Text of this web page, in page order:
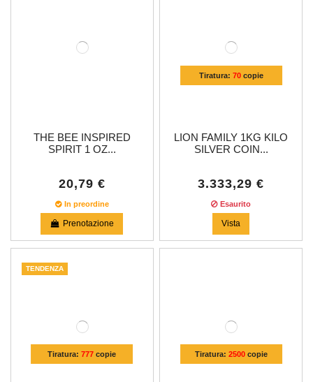
THE BEE INSPIRED
SPIRIT 1 OZ...
20,79 €
In preordine
Prenotazione
Tiratura: 70copie
LION FAMILY 1KG KILO
SILVER COIN...
3.333,29 €
Esaurito
Vista
Tiratura:777 copie
TENDENZA
Tiratura: 2500copie